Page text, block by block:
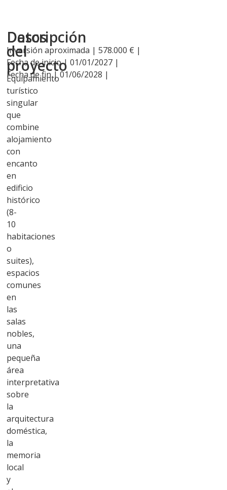
Descripción
del
proyecto
Equipamiento
turístico
singular
que
combine
alojamiento
con
encanto
en
edificio
histórico
(8-
10
habitaciones
o
suites),
espacios
comunes
en
las
salas
nobles,
una
pequeña
área
interpretativa
sobre
la
arquitectura
doméstica,
la
memoria
local
y
Datos
Inversión aproximada | 578.000 € |
Fecha de inicio | 01/01/2027 |
Fecha de fin | 01/06/2028 |